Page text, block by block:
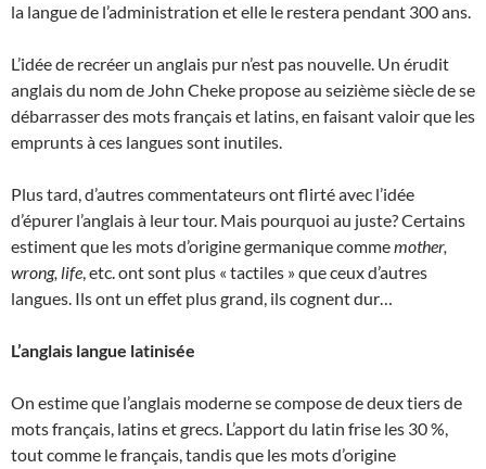
la langue de l’administration et elle le restera pendant 300 ans.
L’idée de recréer un anglais pur n’est pas nouvelle. Un érudit
anglais du nom de John Cheke propose au seizième siècle de se
débarrasser des mots français et latins, en faisant valoir que les
emprunts à ces langues sont inutiles.
Plus tard, d’autres commentateurs ont flirté avec l’idée
d’épurer l’anglais à leur tour. Mais pourquoi au juste? Certains
estiment que les mots d’origine germanique commemother,
wrong, life, etc. ont sont plus « tactiles » que ceux d’autres
langues. Ils ont un effet plus grand, ils cognent dur…
L’anglais langue latinisée
On estime que l’anglais moderne se compose de deux tiers de
mots français, latins et grecs. L’apport du latin frise les 30 %,
tout comme le français, tandis que les mots d’origine